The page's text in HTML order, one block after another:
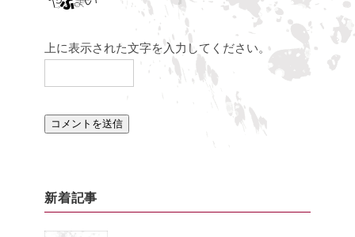
上に表示された文字を入力してください。
新着記事